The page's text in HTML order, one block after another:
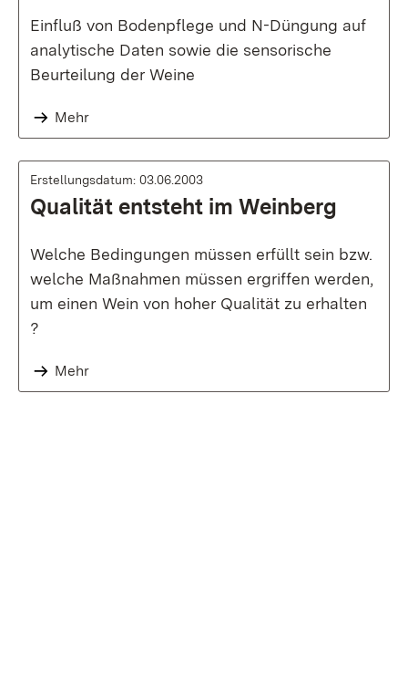
Einfluß von Bodenpflege und N-Düngung auf
analytische Daten sowie die sensorische
Beurteilung der Weine
Mehr
Erstellungsdatum: 03.06.2003
Qualität entsteht im Weinberg
Welche Bedingungen müssen erfüllt sein bzw.
welche Maßnahmen müssen ergriffen werden,
um einen Wein von hoher Qualität zu erhalten
?
Mehr